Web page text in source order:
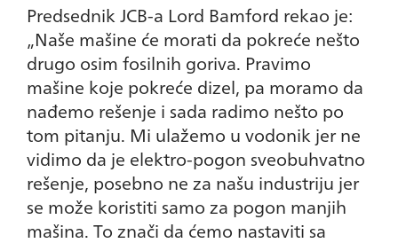
Predsednik JCB-a Lord Bamford rekao je:
„Naše mašine će morati da pokreće nešto
drugo osim fosilnih goriva. Pravimo
mašine koje pokreće dizel, pa moramo da
nađemo rešenje i sada radimo nešto po
tom pitanju. Mi ulažemo u vodonik jer ne
vidimo da je elektro-pogon sveobuhvatno
rešenje, posebno ne za našu industriju jer
se može koristiti samo za pogon manjih
mašina. To znači da ćemo nastaviti sa